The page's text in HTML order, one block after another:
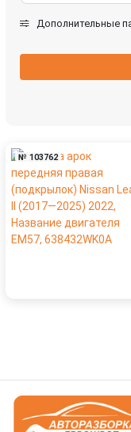
Дополнительные
№ 103762